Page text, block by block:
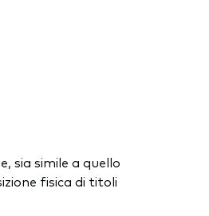
sia simile a quello
fisica di titoli